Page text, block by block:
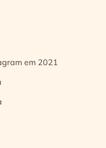
em 2021